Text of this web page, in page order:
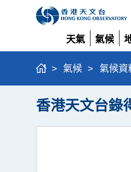
天氣
展
開
氣候
展
開
> 氣候 > 氣候資
香港天文台錄